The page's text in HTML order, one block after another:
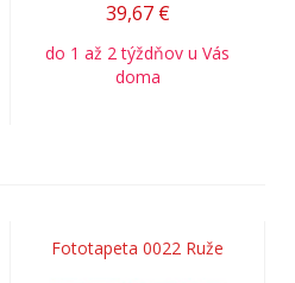
39,67 €
do 1 až 2 týždňov u Vás
doma
Fototapeta 0022 Ruže